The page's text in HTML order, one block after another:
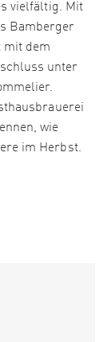
vielfältig. Mit
Bamberger
mit dem
unter
wie
im Herbst.